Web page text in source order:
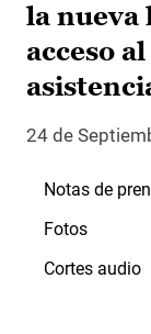
la nueva
acceso
24 de
Notas de
Fotos
Cortes audio